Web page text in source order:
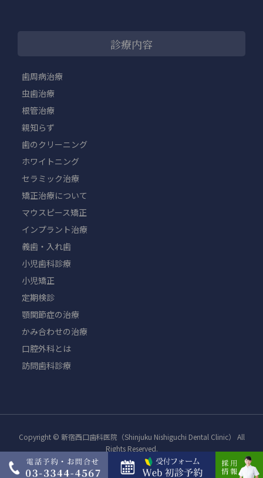
診療内容
歯周病治療
虫歯治療
根管治療
親知らず
歯のクリーニング
ホワイトニング
セラミック治療
矯正治療について
マウスピース矯正
インプラント治療
義歯・入れ歯
小児歯科診療
小児矯正
定期検診
顎関節症の治療
かみ合わせの治療
口腔外科とは
訪問歯科診療
Copyright © 新宿西口歯科医院（Shinjuku Nishiguchi Dental Clinic） All
Rights Reserved.